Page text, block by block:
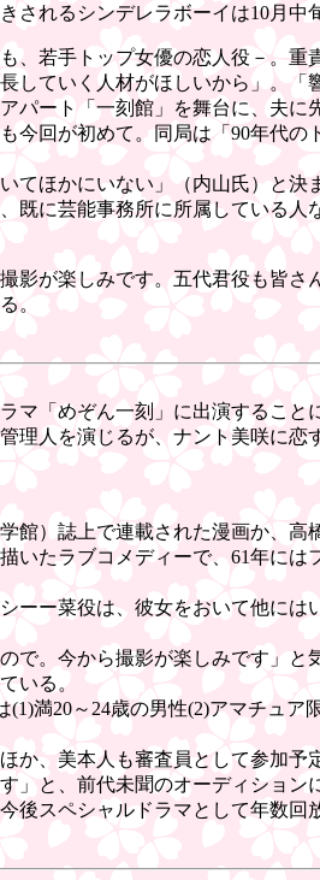
れるシンデレラボーイは10月中
若手トップ女優の恋人役－。
ていく人材がほしいから」。
パート「一刻館」を舞台に、夫
今回が初めて。同局は「90年代
てほかにいない」（内山氏）と
に芸能事務所に所属している
が楽しみです。五代君役も皆
。
マ「めぞん一刻」に出演するこ
人を演じるが、ナント美咲に
館）誌上で連載された漫画か、
たラブコメディーで、61年に
ー菜役は、彼女をおいて他に
。今から撮影が楽しみです」
いる。
20～24歳の男性(2)アマチュア
か、美本人も審査員として参加
」と、前代未聞のオーディション
スペシャルドラマとして年数回